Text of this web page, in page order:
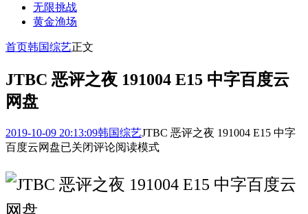
无限挑战
黄金渔场
首页韩国综艺正文
JTBC 恶评之夜 191004 E15 中字百度云
网盘
2019-10-09 20:13:09韩国综艺JTBC 恶评之夜 191004 E15 中字
百度云网盘已关闭评论阅读模式